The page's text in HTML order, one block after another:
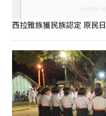
西拉雅族獲民族認定 原民